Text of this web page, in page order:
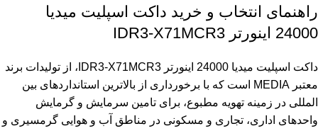
راهنمای انتخاب و خرید داکت اسپلیت میدیا
24000 اینورتر IDR3-X71MCR3
داکت اسپلیت میدیا 24000 اینورتر IDR3-X71MCR3، از تولیدات برند
معتبر MEDIA است که با برخورداری از بالاترین استانداردهای بین
المللی در زمینه تهویه مطبوع، برای تامین سرمایش و گرمایش
واحدهای اداری، تجاری و مسکونی در مناطق آب و هوایی گرمسیری و